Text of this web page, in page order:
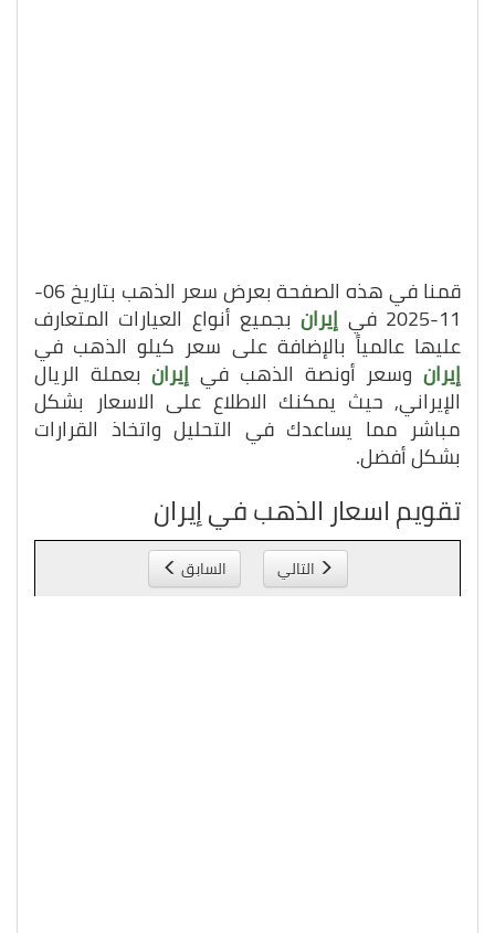
قمنا في هذه الصفحة بعرض سعر الذهب بتاريخ 06-
11-2025 في إيرانبجميع أنواع العيارات المتعارف
عليها عالمياً بالإضافة على سعر كيلو الذهب في
إيرانوسعر أونصة الذهب في إيرانبعملة الريال
الإيراني, حيث يمكنك الاطلاع على الاسعار بشكل
مباشر مما يساعدك في التحليل واتخاذ القرارات
بشكل أفضل.
تقويم اسعار الذهب في إيران
التالي السابق